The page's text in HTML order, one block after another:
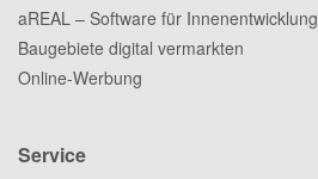
aREAL – Software für Innenentwicklung
Baugebiete digital vermarkten
Online-Werbung
Service